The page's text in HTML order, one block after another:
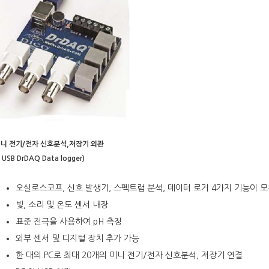
기/전자 신호분석,저장기 외관
USB DrDAQ Data logger)
오실로스코프, 신호 발생기, 스펙트럼 분석, 데이터 로거 4가지 기능이 모
빛, 소리 및 온도 센서 내장
표준 전극을 사용하여 pH 측정
외부 센서 및 디지털 장치 추가 가능
한 대의 PC로 최대 20개의 미니 전기/전자 신호분석, 저장기 연결